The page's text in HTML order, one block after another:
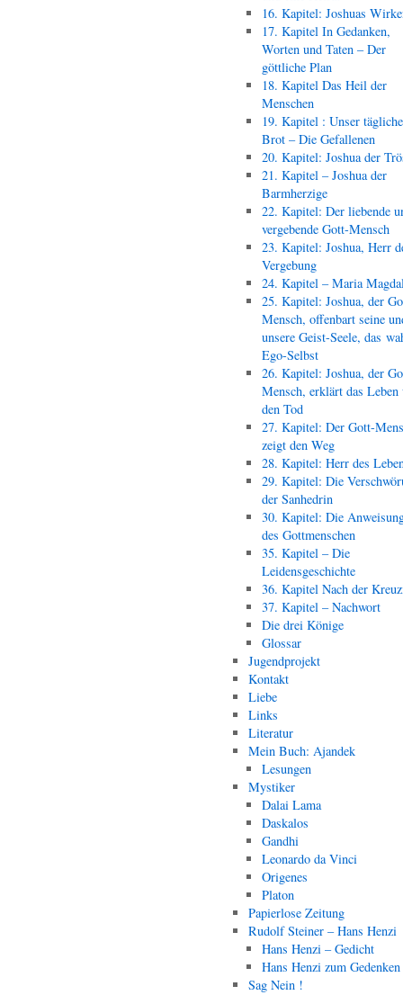
16. Kapitel: Joshuas
17. Kapitel In Gedanken,
Worten und Taten – Der
göttliche Plan
18. Kapitel Das Heil der
Menschen
19. Kapitel : Unser
Brot – Die Gefallenen
20. Kapitel: Joshua der
21. Kapitel – Joshua der
Barmherzige
22. Kapitel: Der liebende
vergebende Gott-Mensch
23. Kapitel: Joshua, Herr
Vergebung
24. Kapitel – Maria
25. Kapitel: Joshua, der
Mensch, offenbart seine
unsere Geist-Seele, das
Ego-Selbst
26. Kapitel: Joshua, der
Mensch, erklärt das Leben
den Tod
27. Kapitel: Der Gott-
zeigt den Weg
28. Kapitel: Herr des
29. Kapitel: Die
der Sanhedrin
30. Kapitel: Die
des Gottmenschen
35. Kapitel – Die
Leidensgeschichte
36. Kapitel Nach der
37. Kapitel – Nachwort
Die drei Könige
Glossar
Jugendprojekt
Kontakt
Liebe
Links
Literatur
Mein Buch: Ajandek
Lesungen
Mystiker
Dalai Lama
Daskalos
Gandhi
Leonardo da Vinci
Origenes
Platon
Papierlose Zeitung
Rudolf Steiner – Hans Henzi
Hans Henzi – Gedicht
Hans Henzi zum Gedenken
Sag Nein !